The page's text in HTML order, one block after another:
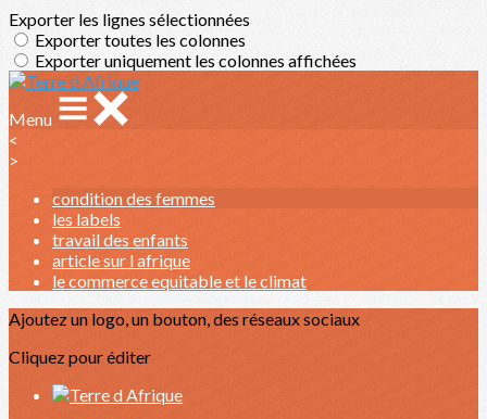
Exporter les lignes sélectionnées
Exporter toutes les colonnes
Exporter uniquement les colonnes affichées
Menu
<
>
condition des femmes
les labels
travail des enfants
article sur l afrique
le commerce equitable et le climat
Ajoutez un logo, un bouton, des réseaux sociaux
Cliquez pour éditer